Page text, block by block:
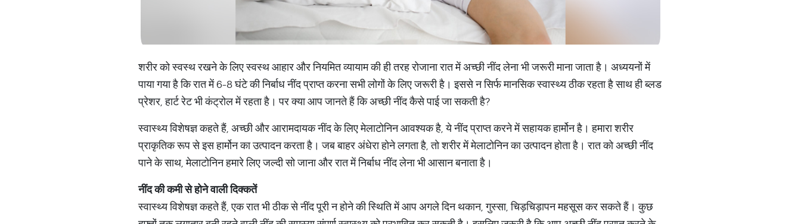
शरीर को स्वस्थ रखने के लिए स्वस्थ आहार और नियमित व्यायाम की ही तरह रोजाना रात में अच्छी नींद लेना भी जरूरी माना जाता है। अध्ययनों में
पाया गया है कि रात में 6-8 घंटे की निर्बाध नींद प्राप्त करना सभी लोगों के लिए जरूरी है। इससे न सिर्फ मानसिक स्वास्थ्य ठीक रहता है साथ ही ब्लड
प्रेशर, हार्ट रेट भी कंट्रोल में रहता है। पर क्या आप जानते हैं कि अच्छी नींद कैसे पाई जा सकती है?
स्वास्थ्य विशेषज्ञ कहते हैं, अच्छी और आरामदायक नींद के लिए मेलाटोनिन आवश्यक है, ये नींद प्राप्त करने में सहायक हार्मोन है। हमारा शरीर
प्राकृतिक रूप से इस हार्मोन का उत्पादन करता है। जब बाहर अंधेरा होने लगता है, तो शरीर में मेलाटोनिन का उत्पादन होता है। रात को अच्छी नींद
पाने के साथ, मेलाटोनिन हमारे लिए जल्दी सो जाना और रात में निर्बाध नींद लेना भी आसान बनाता है।
नींदकीकमीसेहोनेवालीदिक्कतें
स्वास्थ्य विशेषज्ञ कहते हैं, एक रात भी ठीक से नींद पूरी न होने की स्थिति में आप अगले दिन थकान, गुस्सा, चिड़चिड़ापन महसूस कर सकते हैं। कुछ